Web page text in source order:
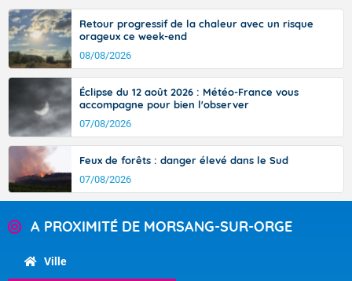
Retour progressif de la chaleur avec un risque
orageux ce week-end
08/08/2026
Éclipse du 12 août 2026 : Météo-France vous
accompagne pour bien l'observer
07/08/2026
Feux de forêts : danger élevé dans le Sud
07/08/2026
A PROXIMITÉ DE MORSANG-SUR-ORGE
Ville